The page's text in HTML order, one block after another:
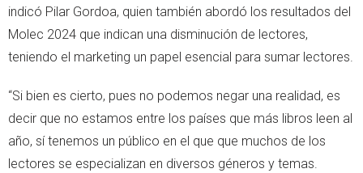
indicó Pilar Gordoa, quien también abordó los resultados del
Molec 2024 que indican una disminución de lectores,
teniendo el marketing un papel esencial para sumar lectores.
“Si bien es cierto, pues no podemos negar una realidad, es
decir que no estamos entre los países que más libros leen al
año, sí tenemos un público en el que que muchos de los
lectores se especializan en diversos géneros y temas.